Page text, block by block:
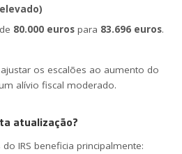
80.000 euros para 83.696 euros.
os escalões ao aumento do
alívio fiscal moderado.
atualização?
IRS beneficia principalmente: